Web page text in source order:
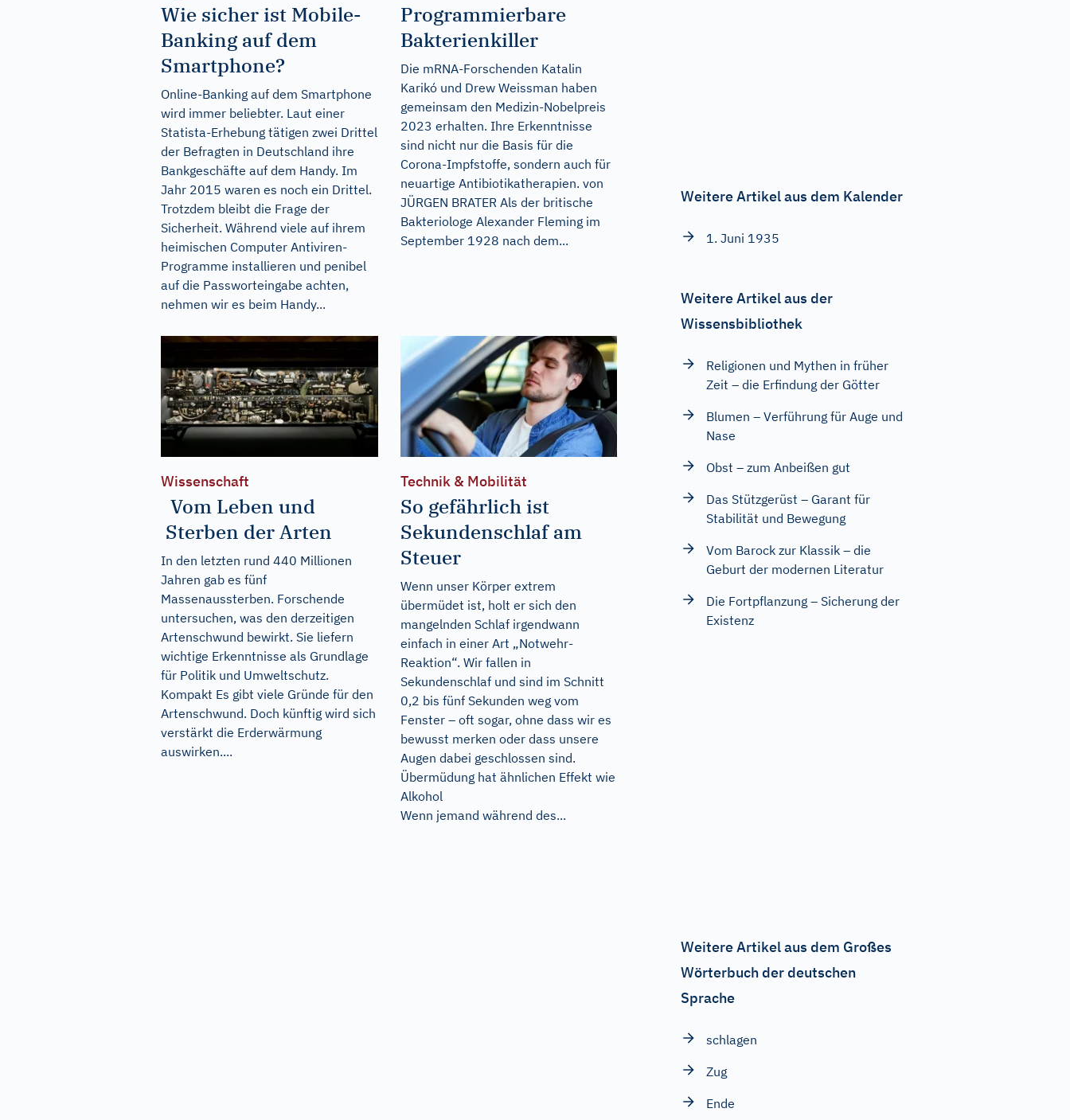
Wie sicher ist Mobile-
Banking auf dem
Smartphone?
Online-Banking auf dem Smartphone
wird immer beliebter. Laut einer
Statista-Erhebung tätigen zwei Drittel
der Befragten in Deutschland ihre
Bankgeschäfte auf dem Handy. Im
Jahr 2015 waren es noch ein Drittel.
Trotzdem bleibt die Frage der
Sicherheit. Während viele auf ihrem
heimischen Computer Antiviren-
Programme installieren und penibel
auf die Passworteingabe achten,
nehmen wir es beim Handy...
Programmierbare
Bakterienkiller
Die mRNA-Forschenden Katalin
Karikó und Drew Weissman haben
gemeinsam den Medizin-Nobelpreis
2023 erhalten. Ihre Erkenntnisse
sind nicht nur die Basis für die
Corona-Impfstoffe, sondern auch für
neuartige Antibiotikatherapien. von
JÜRGEN BRATER Als der britische
Bakteriologe Alexander Fleming im
September 1928 nach dem...
Wissenschaft
Vom Leben und
Sterben der Arten
In den letzten rund 440 Millionen
Jahren gab es fünf
Massenaussterben. Forschende
untersuchen, was den derzeitigen
Artenschwund bewirkt. Sie liefern
wichtige Erkenntnisse als Grundlage
für Politik und Umweltschutz.
Kompakt Es gibt viele Gründe für den
Artenschwund. Doch künftig wird sich
verstärkt die Erderwärmung
auswirken....
Technik & Mobilität
So gefährlich ist
Sekundenschlaf am
Steuer
Wenn unser Körper extrem
übermüdet ist, holt er sich den
mangelnden Schlaf irgendwann
einfach in einer Art „Notwehr-
Reaktion“. Wir fallen in
Sekundenschlaf und sind im Schnitt
0,2 bis fünf Sekunden weg vom
Fenster – oft sogar, ohne dass wir es
bewusst merken oder dass unsere
Augen dabei geschlossen sind.
Übermüdung hat ähnlichen Effekt wie
Alkohol
Wenn jemand während des...
Weitere Artikel aus dem Kalender
1. Juni 1935
Weitere Artikel aus der
Wissensbibliothek
Religionen und Mythen in früher
Zeit – die Erfindung der Götter
Blumen – Verführung für Auge und
Nase
Obst – zum Anbeißen gut
Das Stützgerüst – Garant für
Stabilität und Bewegung
Vom Barock zur Klassik – die
Geburt der modernen Literatur
Die Fortpflanzung – Sicherung der
Existenz
Weitere Artikel aus dem Großes
Wörterbuch der deutschen
Sprache
schlagen
Zug
Ende